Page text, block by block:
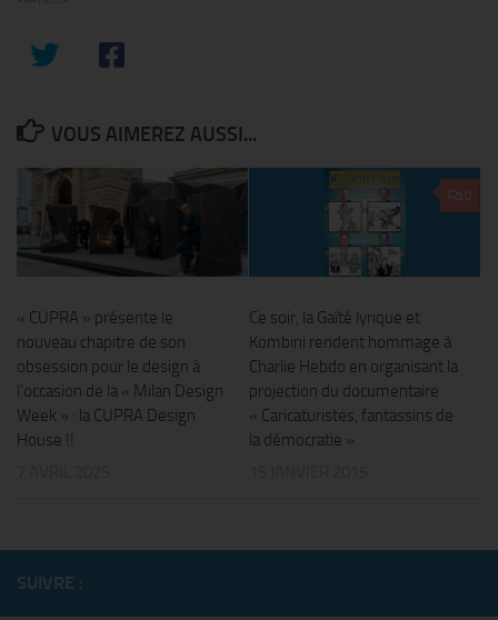
VOUS AIMEREZ AUSSI...
« CUPRA » présente le
nouveau chapitre de son
obsession pour le design à
l’occasion de la « Milan Design
Week » : la CUPRA Design
House !!
Ce soir, la Gaîté lyrique et
Kombini rendent hommage à
Charlie Hebdo en organisant la
projection du documentaire
« Caricaturistes, fantassins de
la démocratie »
SUIVRE :